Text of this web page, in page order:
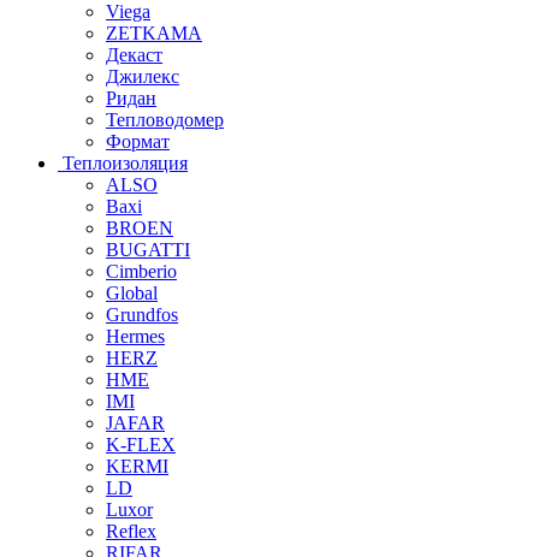
Viega
ZETKAMA
Декаст
Джилекс
Ридан
Тепловодомер
Формат
Теплоизоляция
ALSO
Baxi
BROEN
BUGATTI
Cimberio
Global
Grundfos
Hermes
HERZ
HME
IMI
JAFAR
K-FLEX
KERMI
LD
Luxor
Reflex
RIFAR